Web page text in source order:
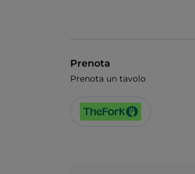
Prenota
Prenota un tavolo